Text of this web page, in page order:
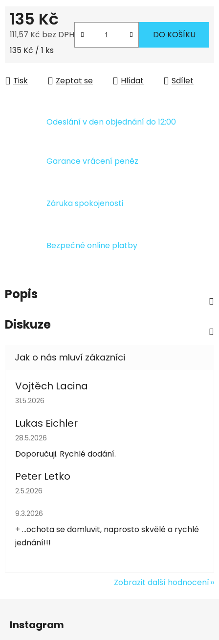
135 Kč
111,57 Kč bez DPH
Měrná cena:
135 Kč / 1 ks
DO KOŠÍKU
Tisk Zeptat se Hlídat Sdílet
Odeslání v den objednání do 12:00
Garance vrácení peněz
Záruka spokojenosti
Bezpečné online platby
Popis
Diskuze
Vojtěch Lacina
Hodnocení obchodu je 5 z 5 hvězdiček.
31.5.2026
Lukas Eichler
Hodnocení obchodu je 5 z 5 hvězdiček.
28.5.2026
Doporučuji. Rychlé dodání.
Peter Letko
Hodnocení obchodu je 5 z 5 hvězdiček.
2.5.2026
Hodnocení obchodu je 5 z 5 hvězdiček.
9.3.2026
+ ...ochota se domluvit, naprosto skvělé a rychlé
jednání!!!
Zobrazit další hodnocení
Instagram